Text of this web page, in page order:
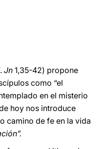
Jn 1,35-42) propone
como “el
en el misterio
hoy nos introduce
camino de fe en la vida